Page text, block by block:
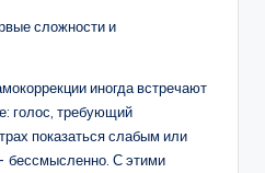
сложности и
иногда встречают
голос, требующий
показаться слабым или
бессмысленно. С этими